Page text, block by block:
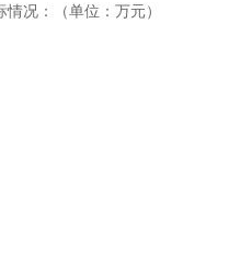
况：（单位：万元）